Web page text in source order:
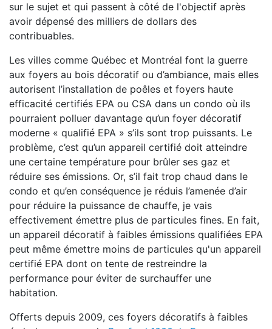
sur le sujet et qui passent à côté de l'objectif après
avoir dépensé des milliers de dollars des
contribuables.
Les villes comme Québec et Montréal font la guerre
aux foyers au bois décoratif ou d’ambiance, mais elles
autorisent l’installation de poêles et foyers haute
efficacité certifiés EPA ou CSA dans un condo où ils
pourraient polluer davantage qu’un foyer décoratif
moderne « qualifié EPA » s’ils sont trop puissants. Le
problème, c’est qu’un appareil certifié doit atteindre
une certaine température pour brûler ses gaz et
réduire ses émissions. Or, s’il fait trop chaud dans le
condo et qu’en conséquence je réduis l’amenée d’air
pour réduire la puissance de chauffe, je vais
effectivement émettre plus de particules fines. En fait,
un appareil décoratif à faibles émissions qualifiées EPA
peut même émettre moins de particules qu'un appareil
certifié EPA dont on tente de restreindre la
performance pour éviter de surchauffer une
habitation.
Offerts depuis 2009, ces foyers décoratifs à faibles